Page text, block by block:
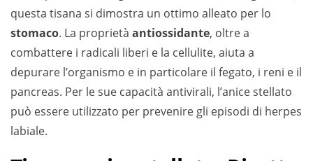
questa tisana si dimostra un ottimo alleato per lo
stomaco. La proprietà antiossidante, oltre a
combattere i radicali liberi e la cellulite, aiuta a
depurare l’organismo e in particolare il fegato, i reni e il
pancreas. Per le sue capacità antivirali, l’anice stellato
può essere utilizzato per prevenire gli episodi di herpes
labiale.